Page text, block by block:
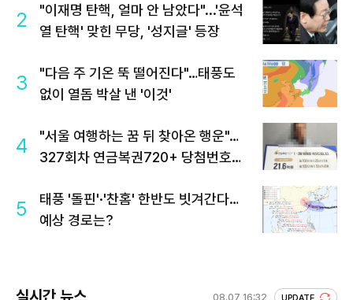
2
"이재명 탄핵, 얼마 안 남았다"...'윤석
열 탄핵' 맞힌 무당, '성지글' 등장
3
"다음 주 기온 뚝 떨어진다"…태풍도
없이 열돔 박살 낸 '이것'
4
"서울 여행하는 꿈 뒤 찾아온 행운"…
327회차 연금복권720+ 당첨번호조
5
태풍 '돌핀'·'찬홈' 한반도 빗겨간다…
예상 경로는?
실시간 뉴스 08.07 16:32 UPDATE